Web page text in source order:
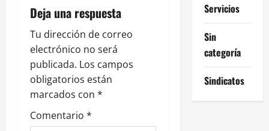
n
d
e
e
n
Deja una respuesta
Tu dirección de correo
electrónico no será
publicada. Los campos
obligatorios están
marcados con *
Comentario *
Servicios
Sin
categoría
Sindicatos